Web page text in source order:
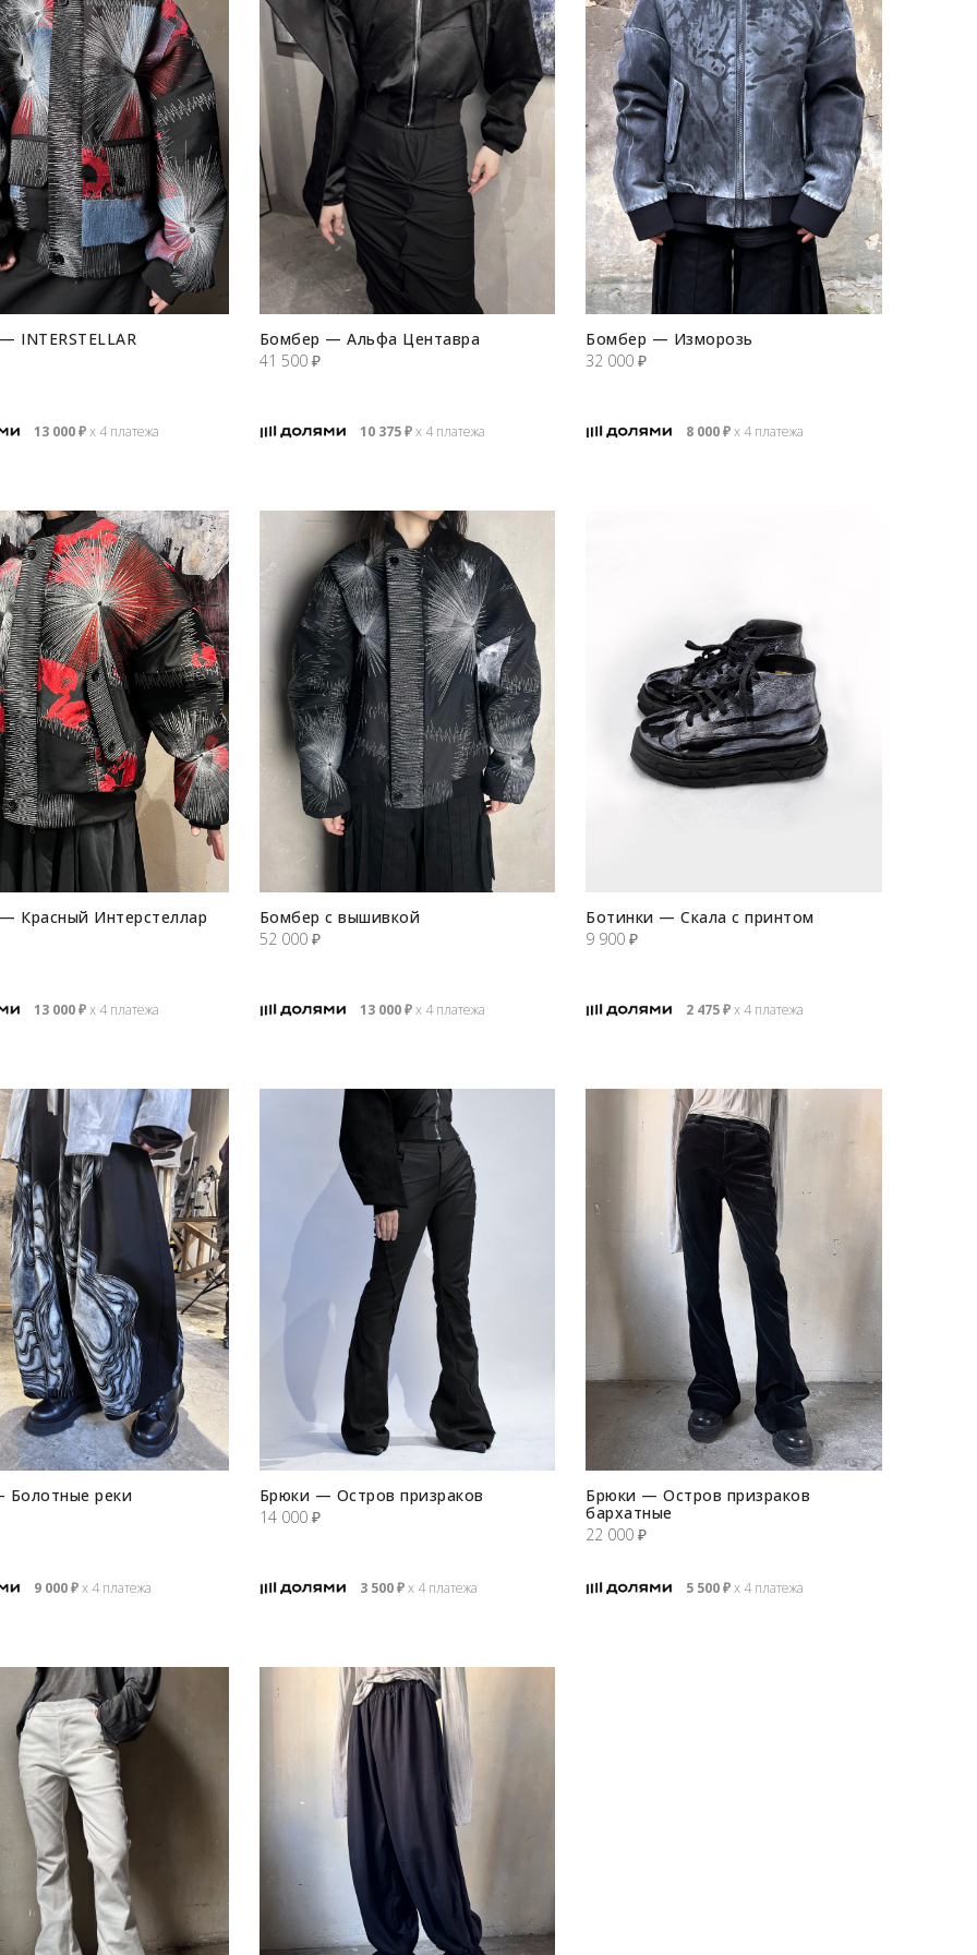
INTERSTELLAR
13 000₽х 4 платежа
Бомбер — Альфа Центавра
41 500 ₽
10 375₽х 4 платежа
Бомбер — Изморозь
32 000₽
8 000₽х 4 платежа
Красный Интерстеллар
13 000₽х 4 платежа
Бомбер с вышивкой
52 000 ₽
13 000₽х 4 платежа
Ботинки — Скала с принтом
9 900₽
2 475₽х 4 платежа
реки
9 000₽х 4 платежа
Брюки — Остров призраков
14 000 ₽
3 500₽х 4 платежа
Брюки — Остров призраков
бархатные
22 000₽
5 500₽х 4 платежа